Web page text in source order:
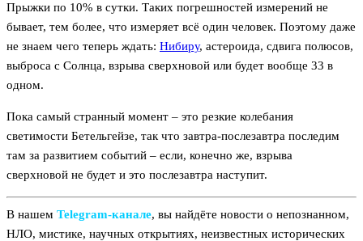
Прыжки по 10% в сутки. Таких погрешностей измерений не
бывает, тем более, что измеряет всё один человек. Поэтому даже
не знаем чего теперь ждать: Нибиру, астероида, сдвига полюсов,
выброса с Солнца, взрыва сверхновой или будет вообще 33 в
одном.
Пока самый странный момент – это резкие колебания
светимости Бетельгейзе, так что завтра-послезавтра последим
там за развитием событий – если, конечно же, взрыва
сверхновой не будет и это послезавтра наступит.
В нашем Telegram‑канале, вы найдёте новости о непознанном,
НЛО, мистике, научных открытиях, неизвестных исторических